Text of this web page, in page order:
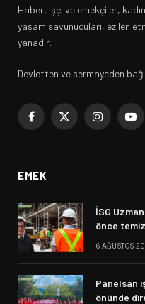
Haber, işçi ve emekçiler,
yaşam savunucuları, ezilen
yanadır.
Devletten ve sermayeden
Facebook
X
Instagram
EMEK
İSG
önce
6 AĞUSTOS
Panelsan
önünde